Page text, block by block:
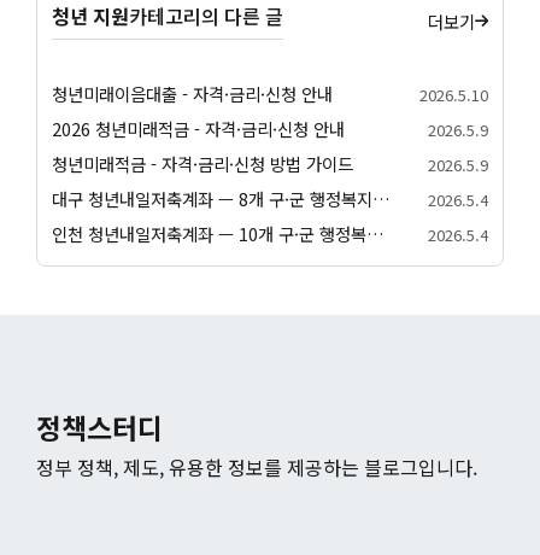
청년 지원카테고리의 다른 글 더보기
청년미래이음대출 - 자격·금리·신청 안내 2026.5.10
2026 청년미래적금 - 자격·금리·신청 안내 2026.5.9
청년미래적금 - 자격·금리·신청 방법 가이드 2026.5.9
대구 청년내일저축계좌 — 8개 구·군 행정복지센터 신청 방법 2026.5.4
인천 청년내일저축계좌 — 10개 구·군 행정복지센터 신청 방법 2026.5.4
정책스터디
정부 정책, 제도, 유용한 정보를 제공하는 블로그입니다.